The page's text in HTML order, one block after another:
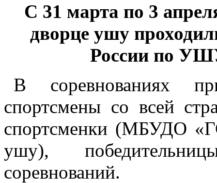
С 31 марта по 3
дворце ушу
России по
В соревнованиях
спортсмены со всей
спортсменки (МБУДО
ушу),
соревнований.